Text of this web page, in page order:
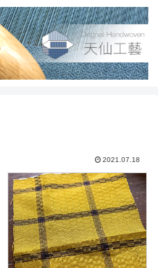
2021.07.18